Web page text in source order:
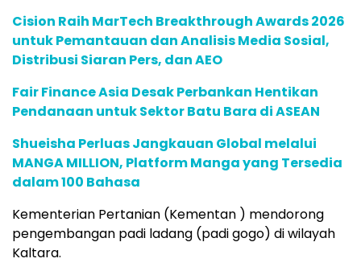
Cision Raih MarTech Breakthrough Awards 2026
untuk Pemantauan dan Analisis Media Sosial,
Distribusi Siaran Pers, dan AEO
Fair Finance Asia Desak Perbankan Hentikan
Pendanaan untuk Sektor Batu Bara di ASEAN
Shueisha Perluas Jangkauan Global melalui
MANGA MILLION, Platform Manga yang Tersedia
dalam 100 Bahasa
Kementerian Pertanian (Kementan ) mendorong
pengembangan padi ladang (padi gogo) di wilayah
Kaltara.